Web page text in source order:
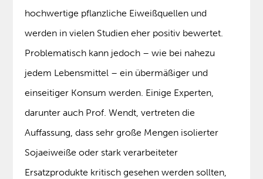
hochwertige pflanzliche Eiweißquellen und
werden in vielen Studien eher positiv bewertet.
Problematisch kann jedoch – wie bei nahezu
jedem Lebensmittel – ein übermäßiger und
einseitiger Konsum werden. Einige Experten,
darunter auch Prof. Wendt, vertreten die
Auffassung, dass sehr große Mengen isolierter
Sojaeiweiße oder stark verarbeiteter
Ersatzprodukte kritisch gesehen werden sollten,